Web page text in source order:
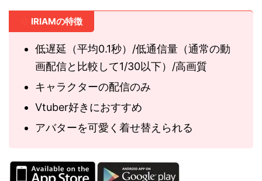
IRIAMの特徴
低遅延（平均0.1秒）/低通信量（通常の動
画配信と比較して1/30以下）/高画質
キャラクターの配信のみ
Vtuber好きにおすすめ
アバターを可愛く着せ替えられる